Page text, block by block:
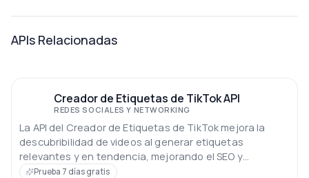
APIs Relacionadas
Creador de Etiquetas de TikTok API
REDES SOCIALES Y NETWORKING
La API del Creador de Etiquetas de TikTok mejora la
descubribilidad de videos al generar etiquetas
relevantes y en tendencia, mejorando el SEO y
aumentando el compromiso de la audiencia con
Prueba 7 días gratis